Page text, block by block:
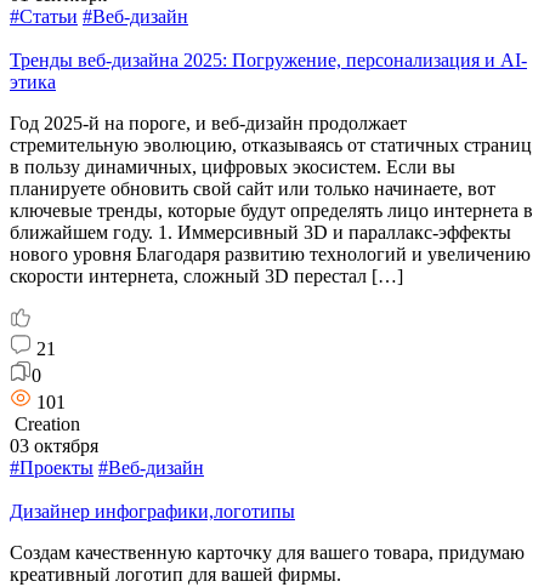
#Статьи #Веб-дизайн
Тренды веб-дизайна 2025: Погружение, персонализация и AI-
этика
Год 2025-й на пороге, и веб-дизайн продолжает
стремительную эволюцию, отказываясь от статичных страниц
в пользу динамичных, цифровых экосистем. Если вы
планируете обновить свой сайт или только начинаете, вот
ключевые тренды, которые будут определять лицо интернета в
ближайшем году. 1. Иммерсивный 3D и параллакс-эффекты
нового уровня Благодаря развитию технологий и увеличению
скорости интернета, сложный 3D перестал […]
21
0
101
Creation
03 октября
#Проекты #Веб-дизайн
Дизайнер инфографики,логотипы
Создам качественную карточку для вашего товара, придумаю
креативный логотип для вашей фирмы.